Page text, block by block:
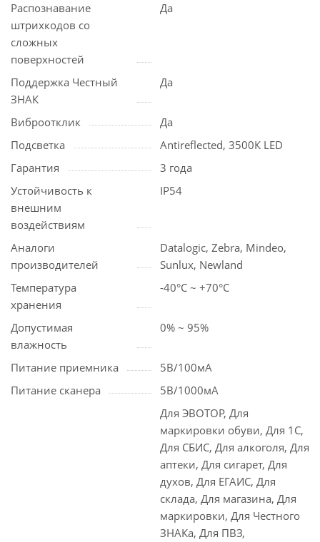
Распознавание
штрихкодов со
сложных
поверхностей
Да
Поддержка Честный
ЗНАК
Да
Виброотклик
Да
Подсветка
Antireflected, 3500К LED
Гарантия
3 года
Устойчивость к
внешним
воздействиям
IP54
Аналоги
производителей
Datalogic, Zebra, Mindeo,
Sunlux, Newland
Температура
хранения
-40°С ~ +70°С
Допустимая
влажность
0% ~ 95%
Питание приемника
5В/100мА
Питание сканера
5В/1000мА
Для ЭВОТОР, Для
маркировки обуви, Для 1С,
Для СБИС, Для алкоголя, Для
аптеки, Для сигарет, Для
духов, Для ЕГАИС, Для
склада, Для магазина, Для
маркировки, Для Честного
ЗНАКа, Для ПВЗ,